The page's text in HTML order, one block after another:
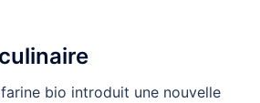
bio introduit une nouvelle